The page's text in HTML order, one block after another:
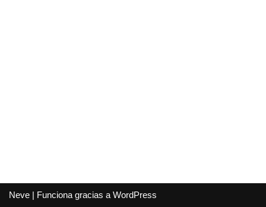
Neve | Funciona gracias a WordPress